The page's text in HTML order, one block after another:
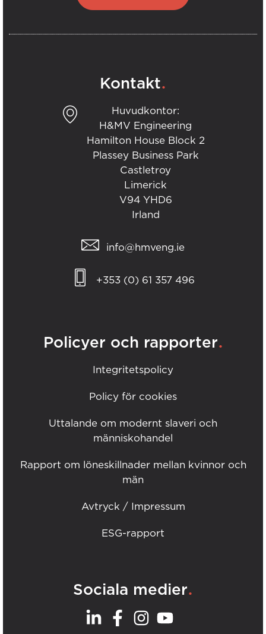
Kontakt.
Huvudkontor:
H&MV Engineering
Hamilton House Block 2
Plassey Business Park
Castletroy
Limerick
V94 YHD6
Irland
info@hmveng.ie
+353 (0) 61 357 496
Policyer och rapporter.
Integritetspolicy
Policy för cookies
Uttalande om modernt slaveri och
människohandel
Rapport om löneskillnader mellan kvinnor och
män
Avtryck / Impressum
ESG-rapport
Sociala medier.